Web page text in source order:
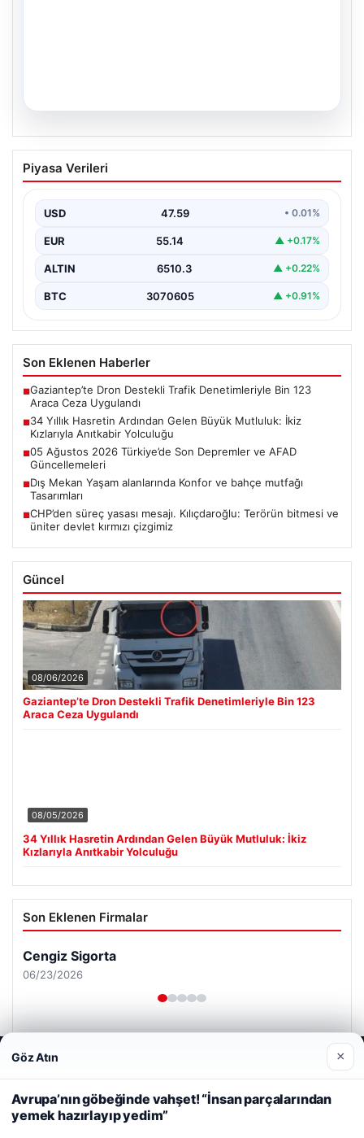
34 Yıllık Hasretin Ardından Gelen
Büyük Mutluluk: İkiz Kızlarıyla Anıtkabir
Adıyaman'da hayatlarını sürdüren Abuzer ve Zeynep
Piyasa Verileri
USD 47.59 • 0.01%
EUR 55.14 ▲ +0.17%
ALTIN 6510.3 ▲ +0.22%
BTC 3070605 ▲ +0.91%
Son Eklenen Haberler
■Gaziantep’te Dron Destekli Trafik Denetimleriyle Bin 123
Araca Ceza Uygulandı
■34 Yıllık Hasretin Ardından Gelen Büyük Mutluluk: İkiz
Kızlarıyla Anıtkabir Yolculuğu
■05 Ağustos 2026 Türkiye’de Son Depremler ve AFAD
Güncellemeleri
■Dış Mekan Yaşam alanlarında Konfor ve bahçe mutfağı
Tasarımları
■CHP’den süreç yasası mesajı. Kılıçdaroğlu: Terörün bitmesi ve
üniter devlet kırmızı çizgimiz
Güncel
08/06/2026
Gaziantep’te Dron Destekli Trafik Denetimleriyle Bin 123
Araca Ceza Uygulandı
08/05/2026
34 Yıllık Hasretin Ardından Gelen Büyük Mutluluk: İkiz
Kızlarıyla Anıtkabir Yolculuğu
Son Eklenen Firmalar
Cengiz Sigorta
06/23/2026
© 2026 Tatil Gez – Güncel – Gezilecek Yerler
Web sitemizi nasıl kullandığınızı daha iyi anlayabilmek,
deneyiminizi kişiselleştirmek ve geliştirmek amacıyla çerezler
kullanıyoruz.
Çerez Politikamız
Reddet Kabul Et
Göz Atın ×
Avrupa’nın göbeğinde vahşet! “İnsan parçalarından
yemek hazırlayıp yedim”